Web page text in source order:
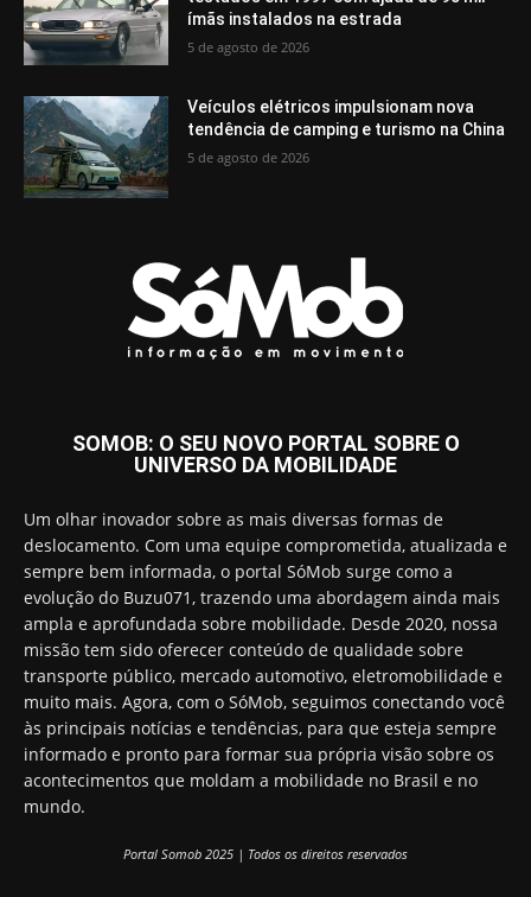
ímãs instalados na estrada
5 de agosto de 2026
Veículos elétricos impulsionam nova
tendência de camping e turismo na China
5 de agosto de 2026
SOMOB: O SEU NOVO PORTAL SOBRE O
UNIVERSO DA MOBILIDADE
Um olhar inovador sobre as mais diversas formas de
deslocamento. Com uma equipe comprometida, atualizada e
sempre bem informada, o portal SóMob surge como a
evolução do Buzu071, trazendo uma abordagem ainda mais
ampla e aprofundada sobre mobilidade. Desde 2020, nossa
missão tem sido oferecer conteúdo de qualidade sobre
transporte público, mercado automotivo, eletromobilidade e
muito mais. Agora, com o SóMob, seguimos conectando você
às principais notícias e tendências, para que esteja sempre
informado e pronto para formar sua própria visão sobre os
acontecimentos que moldam a mobilidade no Brasil e no
mundo.
Portal Somob 2025 | Todos os direitos reservados